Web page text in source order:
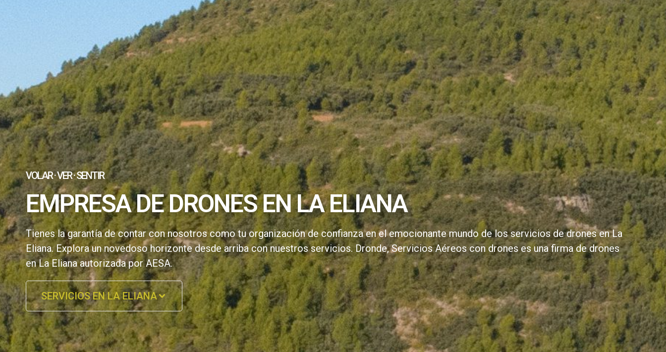
VOLAR · VER · SENTIR
EMPRESA DE DRONES EN LA ELIANA
Tienes la garantía de contar con nosotros como tu organización de confianza en el emocionante mundo de los servicios de drones en La
Eliana. Explora un novedoso horizonte desde arriba con nuestros servicios. Dronde, Servicios Aéreos con drones es una firma de drones
en La Eliana autorizada por AESA.
SERVICIOS EN LA ELIANA